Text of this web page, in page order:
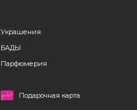
Украшения
БАДЫ
Парфюмерия
Подарочная карта